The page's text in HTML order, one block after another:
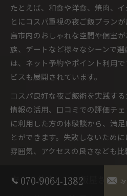
たとえば、和食や洋食、焼肉、
とにコスパ重視の夜ご飯プラン
島市内のおしゃれな空間や個室
族、デートなど様々なシーンで
は、ネット予約やポイント利用
ビスも展開されています。
コスパ良好な夜ご飯術を実践す
情報の活用、口コミでの評価チ
に利用した方の体験談から、満足
とができます。失敗しないため
雰囲気、アクセスの良さなども比
安くて美味しいご飯屋さんの
070-9064-1382